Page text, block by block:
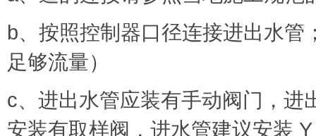
b、按照控制器口径连接进出水
足够流量）
c、进出水管应装有手动阀门，进
安装有取样阀，进水管建议安装